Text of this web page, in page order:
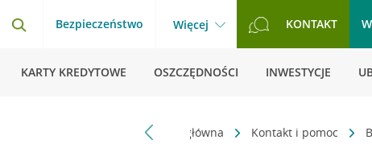
Bezpieczeństwo Więcej KONTAKT
KARTY KREDYTOWE OSZCZĘDNOŚCI INWESTYCJE
Strona główna Kontakt i pomoc